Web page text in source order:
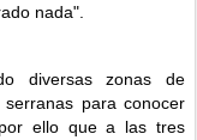
nada".
diversas zonas de
para conocer
ello que a las tres